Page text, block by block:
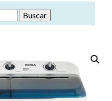
Buscar